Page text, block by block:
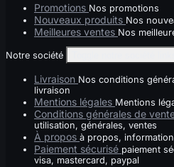
Promotions Nos promotions
Nouveaux produits Nos
Meilleures ventes Nos
Notre société
Livraison Nos conditions
livraison
Mentions légales Mentions
Conditions générales de
utilisation, générales, ventes
À propos à propos,
Paiement sécurisé paiement
visa, mastercard, paypal